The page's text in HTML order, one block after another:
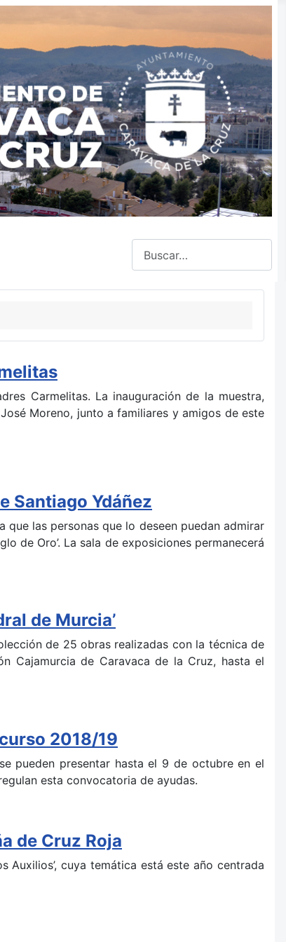
Carmelitas. La inauguración de la muestra,
Moreno, junto a familiares y amigos de este
Santiago Ydáñez
las personas que lo deseen puedan admirar
de Oro’. La sala de exposiciones permanecerá
de Murcia’
de 25 obras realizadas con la técnica de
Cajamurcia de Caravaca de la Cruz, hasta el
2018/19
pueden presentar hasta el 9 de octubre en el
esta convocatoria de ayudas.
de Cruz Roja
Auxilios’, cuya temática está este año centrada